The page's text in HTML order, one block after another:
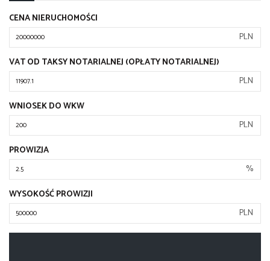
CENA NIERUCHOMOŚCI
PLN
VAT OD TAKSY NOTARIALNEJ (OPŁATY NOTARIALNEJ)
PLN
WNIOSEK DO WKW
PLN
PROWIZJA
%
WYSOKOŚĆ PROWIZJI
PLN